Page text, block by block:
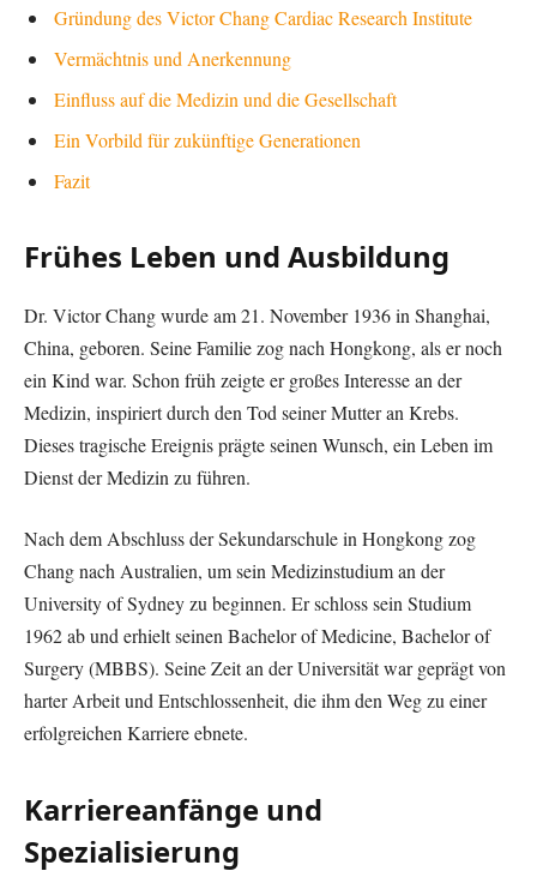
Gründung des Victor Chang Cardiac Research Institute
Vermächtnis und Anerkennung
Einfluss auf die Medizin und die Gesellschaft
Ein Vorbild für zukünftige Generationen
Fazit
Frühes Leben und Ausbildung
Dr. Victor Chang wurde am 21. November 1936 in Shanghai,
China, geboren. Seine Familie zog nach Hongkong, als er noch
ein Kind war. Schon früh zeigte er großes Interesse an der
Medizin, inspiriert durch den Tod seiner Mutter an Krebs.
Dieses tragische Ereignis prägte seinen Wunsch, ein Leben im
Dienst der Medizin zu führen.
Nach dem Abschluss der Sekundarschule in Hongkong zog
Chang nach Australien, um sein Medizinstudium an der
University of Sydney zu beginnen. Er schloss sein Studium
1962 ab und erhielt seinen Bachelor of Medicine, Bachelor of
Surgery (MBBS). Seine Zeit an der Universität war geprägt von
harter Arbeit und Entschlossenheit, die ihm den Weg zu einer
erfolgreichen Karriere ebnete.
Karriereanfänge und
Spezialisierung